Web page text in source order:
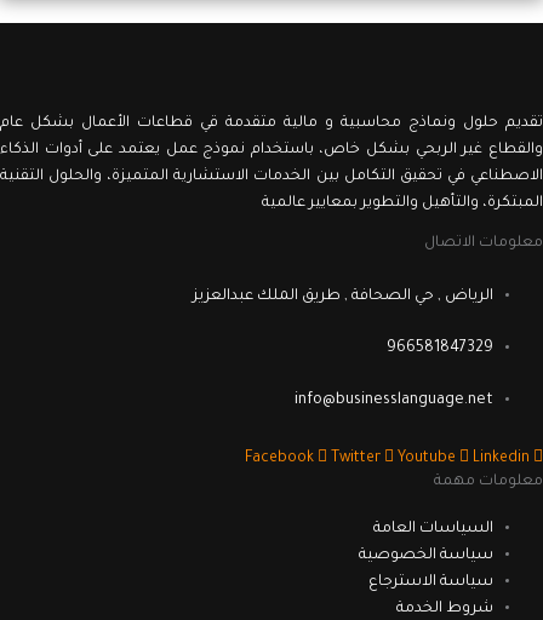
حلول ونماذج محاسبية و مالية متقدمة قي قطاعات الأعمال بشكل عام
غير الربحي بشكل خاص، باستخدام نموذج عمل يعتمد على أدوات الذكاء
في تحقيق التكامل بين الخدمات الاستشارية المتميزة، والحلول التقنية
والتأهيل والتطوير بمعايير عالمية
الاتصال
الرياض , حي الصحافة , طريق الملك عبدالعزيز
966581847329
info@businesslanguage.net
Facebook Twitter Youtube
Linkedin
مهمة
السياسات العامة
سياسة الخصوصية
سياسة الاسترجاع
شروط الخدمة